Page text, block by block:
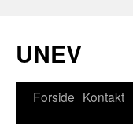
UNEV
Forside Kontakt